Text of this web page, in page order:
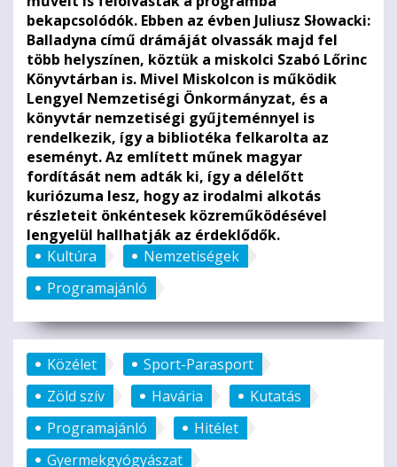
bekapcsolódók. Ebben az évben Juliusz Słowacki:
Balladyna című drámáját olvassák majd fel
több helyszínen, köztük a miskolci Szabó Lőrinc
Könyvtárban is. Mivel Miskolcon is működik
Lengyel Nemzetiségi Önkormányzat, és a
könyvtár nemzetiségi gyűjteménnyel is
rendelkezik, így a bibliotéka felkarolta az
eseményt. Az említett műnek magyar
fordítását nem adták ki, így a délelőtt
kuriózuma lesz, hogy az irodalmi alkotás
részleteit önkéntesek közreműködésével
lengyelül hallhatják az érdeklődők.
Kultúra
Nemzetiségek
Programajánló
Közélet
Sport-Parasport
Zöld szív
Havária
Kutatás
Programajánló
Hitélet
Gyermekgyógyászat